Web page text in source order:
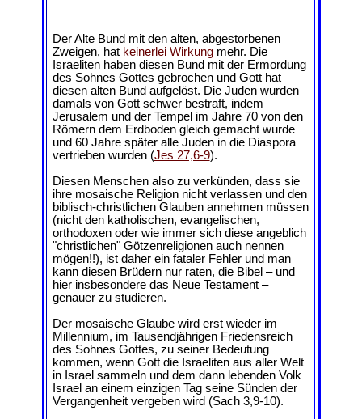
Der Alte Bund mit den alten, abgestorbenen
Zweigen, hat keinerlei Wirkungmehr. Die
Israeliten haben diesen Bund mit der Ermordung
des Sohnes Gottes gebrochen und Gott hat
diesen alten Bund aufgelöst. Die Juden wurden
damals von Gott schwer bestraft, indem
Jerusalem und der Tempel im Jahre 70 von den
Römern dem Erdboden gleich gemacht wurde
und 60 Jahre später alle Juden in die Diaspora
vertrieben wurden (Jes 27,6-9).
Diesen Menschen also zu verkünden, dass sie
ihre mosaische Religion nicht verlassen und den
biblisch-christlichen Glauben annehmen müssen
(nicht den katholischen, evangelischen,
orthodoxen oder wie immer sich diese angeblich
"christlichen" Götzenreligionen auch nennen
mögen!!), ist daher ein fataler Fehler und man
kann diesen Brüdern nur raten, die Bibel – und
hier insbesondere das Neue Testament –
genauer zu studieren.
Der mosaische Glaube wird erst wieder im
Millennium, im Tausendjährigen Friedensreich
des Sohnes Gottes, zu seiner Bedeutung
kommen, wenn Gott die Israeliten aus aller Welt
in Israel sammeln und dem dann lebenden Volk
Israel an einem einzigen Tag seine Sünden der
Vergangenheit vergeben wird (Sach 3,9-10).